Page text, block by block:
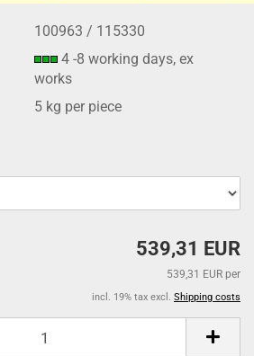
100963 / 115330
4 -8 working days, ex
works
5 kg per piece
539,31 EUR
539,31 EUR per
incl. 19% tax excl. Shipping costs